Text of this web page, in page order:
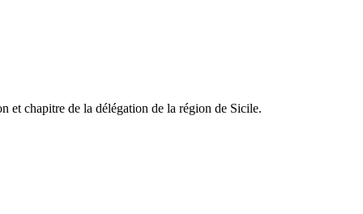
et chapitre de la délégation de la région de Sicile.